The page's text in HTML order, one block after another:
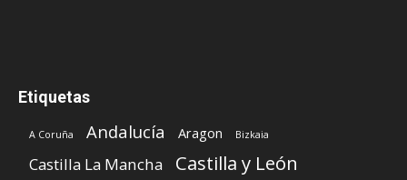
Etiquetas
A Coruña Andalucía Aragon Bizkaia
Castilla La Mancha Castilla y León